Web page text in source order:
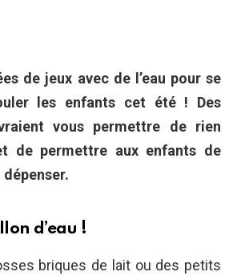
de jeux avec de l’eau pour se
les enfants cet été ! Des
vous permettre de rien
de permettre aux enfants de
dépenser.
d’eau !
briques de lait ou des petits